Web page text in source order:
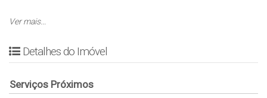
Serão 08 sobrados com unidades de 148m² a 180m², todos com
02 suítes, sendo 01 com closet e varanda;
Sala de estar e jantar integradas;
Lavabo;
Ver mais...
Detalhes do Imóvel
Serviços Próximos